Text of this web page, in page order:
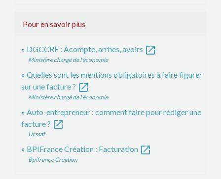
Pour en savoir plus
DGCCRF : Acompte, arrhes, avoirs open_in_new
Ministère chargé de l'économie
Quelles sont les mentions obligatoires à faire figurer
sur une facture ? open_in_new
Ministère chargé de l'économie
Auto-entrepreneur : comment faire pour rédiger une
facture ? open_in_new
Urssaf
BPIFrance Création : Facturation open_in_new
Bpifrance Création